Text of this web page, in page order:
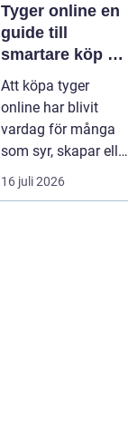
Tyger online en
guide till
smartare köp av
tyg och
hemtextil
Att köpa tyger
online har blivit
vardag för många
som syr, skapar eller
vill förnya hemmet
utan att ...
16 juli 2026